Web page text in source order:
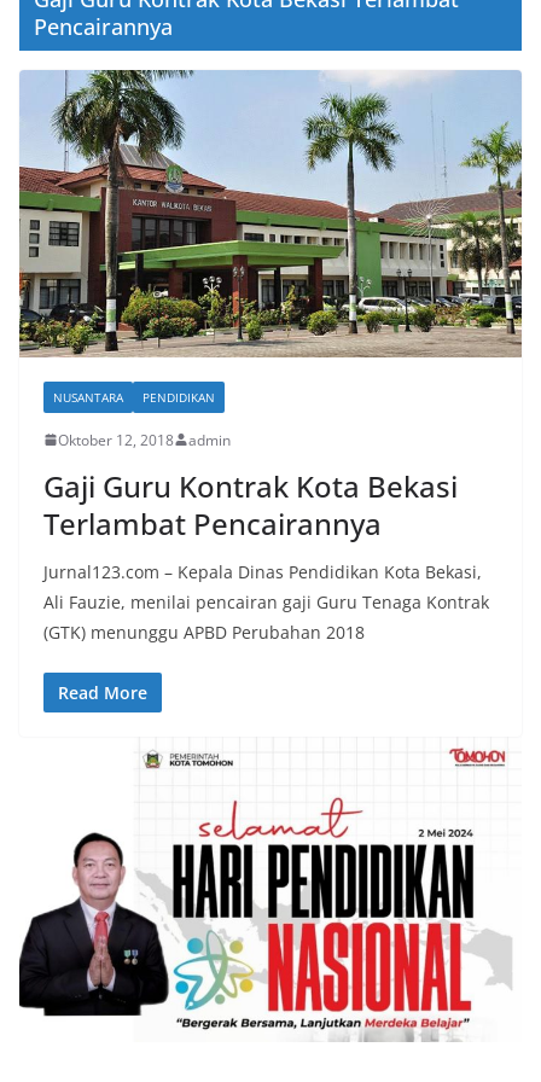
Pencairannya
NUSANTARA PENDIDIKAN
Oktober 12, 2018 admin
Gaji Guru Kontrak Kota Bekasi
Terlambat Pencairannya
Jurnal123.com – Kepala Dinas Pendidikan Kota Bekasi,
Ali Fauzie, menilai pencairan gaji Guru Tenaga Kontrak
(GTK) menunggu APBD Perubahan 2018
Read More